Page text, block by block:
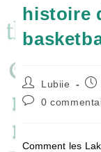
histoire
Auteur/autrice
de
la
Lubiie
Commentaires
0
Comment les